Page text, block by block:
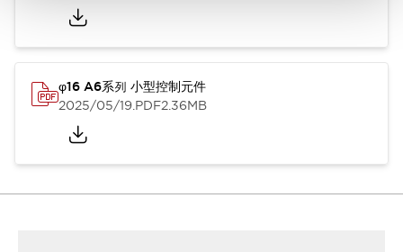
φ16 A6系列 小型控制元件
2025/05/19.PDF2.36MB